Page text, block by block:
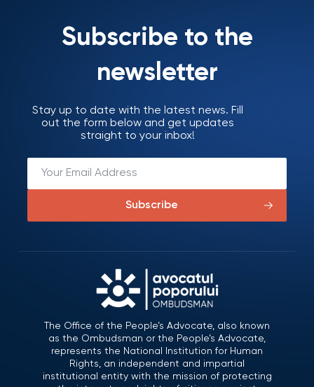
Subscribe to the
newsletter
Stay up to date with the latest news. Fill
out the form below and get updates
straight to your inbox!
Subscribe
The Office of the People’s Advocate, also known
as the Ombudsman or the People’s Advocate,
represents the National Institution for Human
Rights, an independent and impartial
institutional entity with the mission of protecting